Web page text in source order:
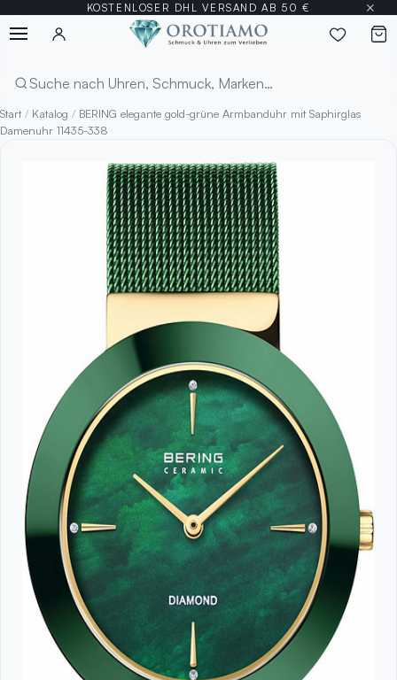
KOSTENLOSER DHL VERSAND AB 50 € ×
Suchen
Start / Katalog / BERING elegante gold-grüne Armbanduhr mit Saphirglas
Damenuhr 11435-338